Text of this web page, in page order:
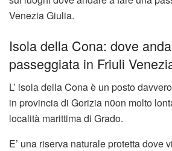
Venezia Giulia.
Isola della Cona: dove
passeggiata in Friuli
L’ isola della Cona è un posto
in provincia di Gorizia n0on molto
località marittima di Grado.
E’ una riserva naturale protetta dove